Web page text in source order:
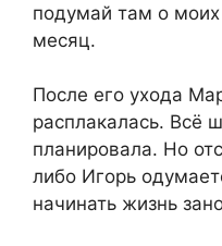
подумай там о моих
месяц.
После его ухода
расплакалась. Всё
планировала. Но
либо Игорь
начинать жизнь